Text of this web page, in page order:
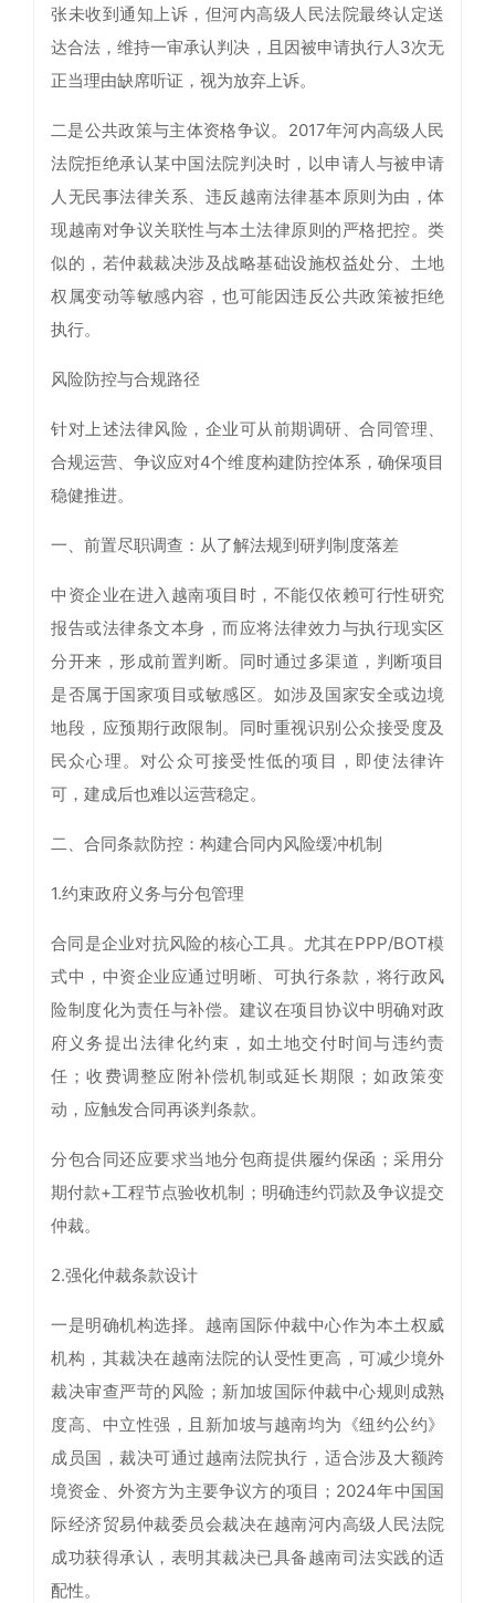
张未收到通知上诉，但河内高级人民法院最终认定送
达合法，维持一审承认判决，且因被申请执行人3次无
正当理由缺席听证，视为放弃上诉。
二是公共政策与主体资格争议。2017年河内高级人民
法院拒绝承认某中国法院判决时，以申请人与被申请
人无民事法律关系、违反越南法律基本原则为由，体
现越南对争议关联性与本土法律原则的严格把控。类
似的，若仲裁裁决涉及战略基础设施权益处分、土地
权属变动等敏感内容，也可能因违反公共政策被拒绝
执行。
风险防控与合规路径
针对上述法律风险，企业可从前期调研、合同管理、
合规运营、争议应对4个维度构建防控体系，确保项目
稳健推进。
一、前置尽职调查：从了解法规到研判制度落差
中资企业在进入越南项目时，不能仅依赖可行性研究
报告或法律条文本身，而应将法律效力与执行现实区
分开来，形成前置判断。同时通过多渠道，判断项目
是否属于国家项目或敏感区。如涉及国家安全或边境
地段，应预期行政限制。同时重视识别公众接受度及
民众心理。对公众可接受性低的项目，即使法律许
可，建成后也难以运营稳定。
二、合同条款防控：构建合同内风险缓冲机制
1.约束政府义务与分包管理
合同是企业对抗风险的核心工具。尤其在PPP/BOT模
式中，中资企业应通过明晰、可执行条款，将行政风
险制度化为责任与补偿。建议在项目协议中明确对政
府义务提出法律化约束，如土地交付时间与违约责
任；收费调整应附补偿机制或延长期限；如政策变
动，应触发合同再谈判条款。
分包合同还应要求当地分包商提供履约保函；采用分
期付款+工程节点验收机制；明确违约罚款及争议提交
仲裁。
2.强化仲裁条款设计
一是明确机构选择。越南国际仲裁中心作为本土权威
机构，其裁决在越南法院的认受性更高，可减少境外
裁决审查严苛的风险；新加坡国际仲裁中心规则成熟
度高、中立性强，且新加坡与越南均为《纽约公约》
成员国，裁决可通过越南法院执行，适合涉及大额跨
境资金、外资方为主要争议方的项目；2024年中国国
际经济贸易仲裁委员会裁决在越南河内高级人民法院
成功获得承认，表明其裁决已具备越南司法实践的适
配性。